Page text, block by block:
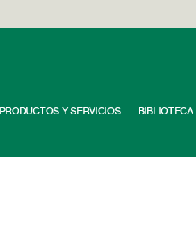
PRODUCTOS Y SERVICIOS BIBLIOTECA